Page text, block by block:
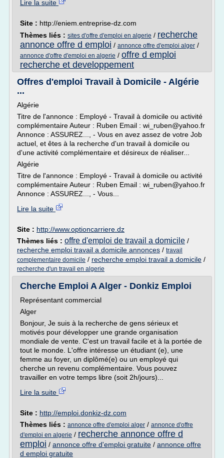
Lire la suite
Site : http://eniem.entreprise-dz.com
Thèmes liés : sites d'offre d'emploi en algerie / recherche
annonce offre d emploi / annonce offre d'emploi alger /
annonce d'offre d'emploi en algerie / offre d emploi
recherche et developpement
Offres d'emploi Travail à Domicile - Algérie
...
Algérie
Titre de l'annonce : Employé - Travail à domicile ou activité
complémentaire Auteur : Ruben Email : wi_ruben@yahoo.fr
Annonce : ASSUREZ..., - Vous en avez assez de votre Job
actuel, et êtes à la recherche d'un travail à domicile ou
d'une activité complémentaire et désireux de réaliser...
Algérie
Titre de l'annonce : Employé - Travail à domicile ou activité
complémentaire Auteur : Ruben Email : wi_ruben@yahoo.fr
Annonce : ASSUREZ..., - Vous...
Lire la suite
Site : http://www.optioncarriere.dz
Thèmes liés : offre d'emploi de travail a domicile /
recherche emploi travail a domicile annonces / travail
complementaire domicile / recherche emploi travail a domicile /
recherche d'un travail en algerie
Cherche Emploi A Alger - Donkiz Emploi
Représentant commercial
Alger
Bonjour, Je suis à la recherche de gens sérieux et
motivés pour développer une grande organisation
mondiale de vente. C'est un travail facile et à la portée de
tout le monde. L'offre intéresse un étudiant (e), une
femme au foyer, un diplômé(e) ou un employé qui
cherche un revenu complémentaire. Vous pouvez
travailler en votre temps libre (soit 2h/jours)...
Lire la suite
Site : http://emploi.donkiz-dz.com
Thèmes liés : annonce offre d'emploi alger / annonce d'offre
d'emploi en algerie / recherche annonce offre d
emploi / annonce offre d'emploi gratuite / annonce offre
d emploi gratuite